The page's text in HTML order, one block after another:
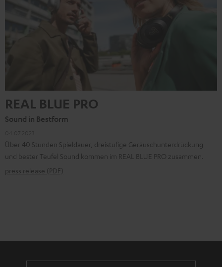
REAL BLUE PRO
Sound in Bestform
Über 40 Stunden Spieldauer, dreistufige Geräuschunterdrückung
und bester Teufel Sound kommen im REAL BLUE PRO zusammen.
press release (PDF)